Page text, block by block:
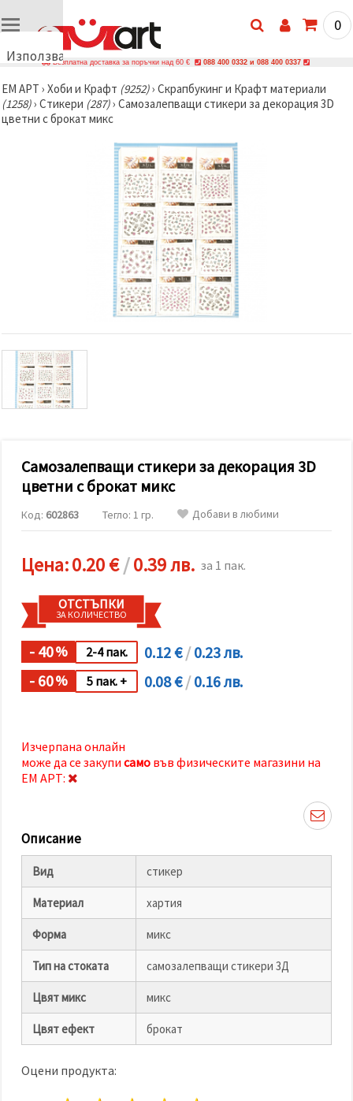
Използваме
🍪
Използваме
бисквитки
показваме
релевантно
съдържание
и реклами,
включително
с помощта
маркетинг.
Можеш да
съгласиш
"бисквитки"
натиснеш
"Приеми
всички!"
или да
посочиш
предпочитанията
си в
"Настройки",
като
"бисквитки"
и кликнеш
бутона
"Запази"
всички
Настройки
на
бисквитките
0
Безплатна доставка за поръчки над 60 € 088 400 0332 и 088 400 0337
ЕМ АРТ › Хоби и Крафт (9252)› Скрапбукинг и Крафт материали
(1258)› Стикери (287)› Самозалепващи стикери за декорация 3D
цветни с брокат микс
Самозалепващи стикери за декорация 3D
цветни с брокат микс
Код: 602863 Тегло: 1 гр. Добави в любими
Цена:0.20 €/0.39 лв. за 1 пак.
ОТСТЪПКИ
ЗА КОЛИЧЕСТВО
- 40% 2-4 пак. 0.12 €/0.23 лв.
- 60% 5 пак. + 0.08 €/0.16 лв.
Изчерпана онлайн
може да се закупи само във физическите магазини на
ЕМ АРТ:
Описание
Вид стикер
Материал хартия
Форма микс
Тип на стоката самозалепващи стикери 3Д
Цвят микс микс
Цвят ефект брокат
Оцени продукта: